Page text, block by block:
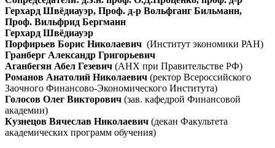
Герхард Швёдиауэр, Проф. д-р Вольфганг Бильманн,
Проф. Вильфрид Бергманн
Герхард Швёдиауэр
Порфирьев Борис Николаевич (Институт экономики РАН)
Гранберг Александр Григорьевич
Аганбегян Абел Гезевич (АНХ при Правительстве РФ)
Романов Анатолий Николаевич (ректор Всероссийского
Заочного Финансово-Экономического Института)
Голосов Олег Викторович (зав. кафедрой Финансовой
академии)
Кузнецов Вячеслав Николаевич (декан Факультета
академических программ обучения)